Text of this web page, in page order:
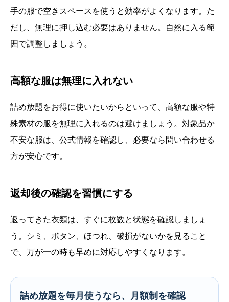
手の服で空きスペースを使うと効率がよくなります。た
だし、無理に押し込む必要はありません。自然に入る範
囲で調整しましょう。
高額な服は無理に入れない
詰め放題をお得に使いたいからといって、高額な服や特
殊素材の服を無理に入れるのは避けましょう。対象品か
不安な服は、公式情報を確認し、必要なら問い合わせる
方が安心です。
返却後の確認を習慣にする
返ってきた衣類は、すぐに枚数と状態を確認しましょ
う。シミ、ボタン、ほつれ、破損がないかを見ること
で、万が一の時も早めに対応しやすくなります。
詰め放題を毎月使うなら、月額制を確認